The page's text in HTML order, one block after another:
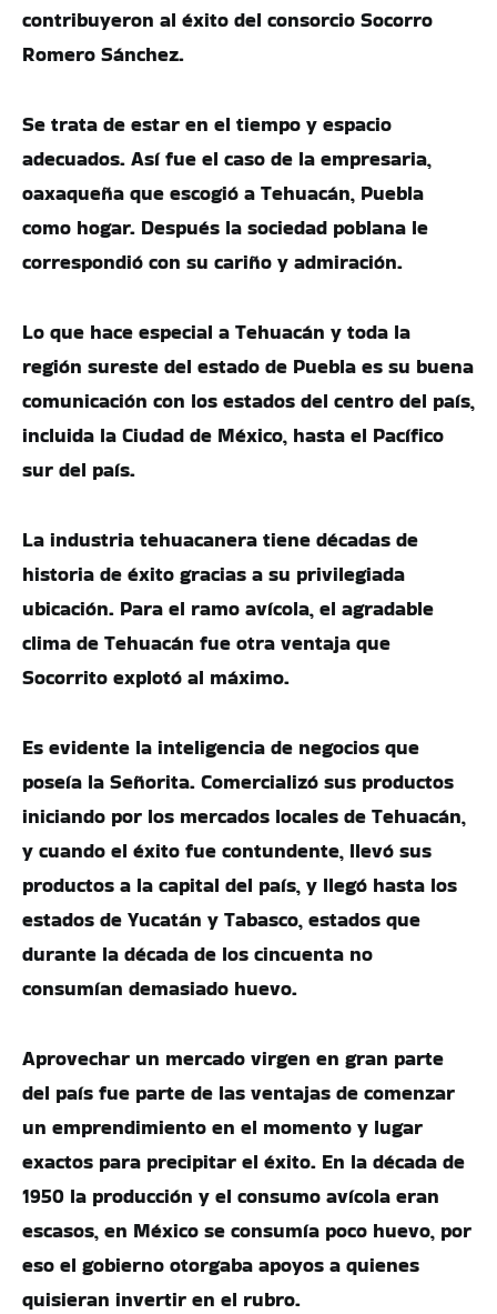
contribuyeron al éxito del consorcio Socorro
Romero Sánchez.
Se trata de estar en el tiempo y espacio
adecuados. Así fue el caso de la empresaria,
oaxaqueña que escogió a Tehuacán, Puebla
como hogar. Después la sociedad poblana le
correspondió con su cariño y admiración.
Lo que hace especial a Tehuacán y toda la
región sureste del estado de Puebla es su buena
comunicación con los estados del centro del país,
incluida la Ciudad de México, hasta el Pacífico
sur del país.
La industria tehuacanera tiene décadas de
historia de éxito gracias a su privilegiada
ubicación. Para el ramo avícola, el agradable
clima de Tehuacán fue otra ventaja que
Socorrito explotó al máximo.
Es evidente la inteligencia de negocios que
poseía la Señorita. Comercializó sus productos
iniciando por los mercados locales de Tehuacán,
y cuando el éxito fue contundente, llevó sus
productos a la capital del país, y llegó hasta los
estados de Yucatán y Tabasco, estados que
durante la década de los cincuenta no
consumían demasiado huevo.
Aprovechar un mercado virgen en gran parte
del país fue parte de las ventajas de comenzar
un emprendimiento en el momento y lugar
exactos para precipitar el éxito. En la década de
1950 la producción y el consumo avícola eran
escasos, en México se consumía poco huevo, por
eso el gobierno otorgaba apoyos a quienes
quisieran invertir en el rubro.